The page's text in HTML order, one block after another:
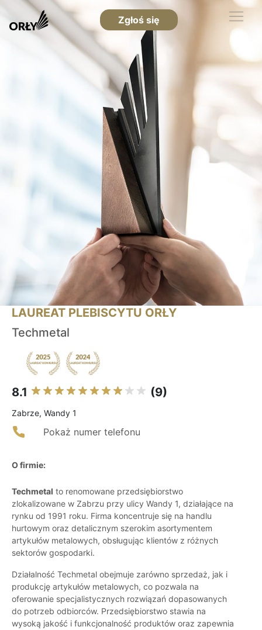
Zgłoś się
LAUREAT PLEBISCYTU ORŁY
Techmetal
8.1 (9)
Zabrze, Wandy 1
Pokaż numer telefonu
O firmie:
Techmetal to renomowane przedsiębiorstwo
zlokalizowane w Zabrzu przy ulicy Wandy 1, działające na
rynku od 1991 roku. Firma koncentruje się na handlu
hurtowym oraz detalicznym szerokim asortymentem
artykułów metalowych, obsługując klientów z różnych
sektorów gospodarki.
Działalność Techmetal obejmuje zarówno sprzedaż, jak i
produkcję artykułów metalowych, co pozwala na
oferowanie specjalistycznych rozwiązań dopasowanych
do potrzeb odbiorców. Przedsiębiorstwo stawia na
wysoką jakość i funkcjonalność produktów oraz zapewnia